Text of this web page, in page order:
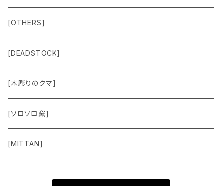
Outer
Jacket
Cut＆Sewn
Vest
Pants
Box
Others
Lamp
Lamp Parts
[OTHERS]
[DEADSTOCK]
[木彫りのクマ]
[ソロソロ窯]
[MITTAN]